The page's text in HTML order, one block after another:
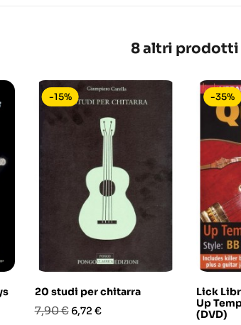
8 altri prodotti
20 studi per chitarra
Prezzo
7,90 € Prezzo
6,72 €
-15%
Lick
Up
(DVD)
-35%